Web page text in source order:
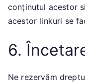
conținutul acestor
acestor linkuri se
6.
Ne rezervăm